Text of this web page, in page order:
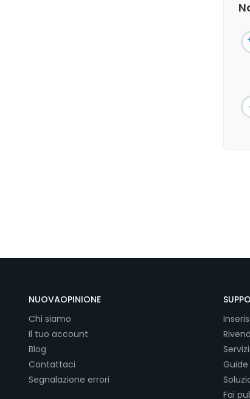
NUOVAOPINIONE
Chi siamo
Il tuo account
Blog
Contattaci
Segnalazione errori
Fai